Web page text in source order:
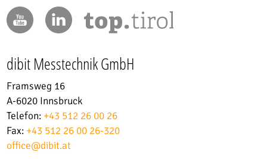
dibit Messtechnik GmbH
Framsweg 16
A-6020 Innsbruck
Telefon: +43 512 26 00 26
Fax: +43 512 26 00 26-320
office@dibit.at